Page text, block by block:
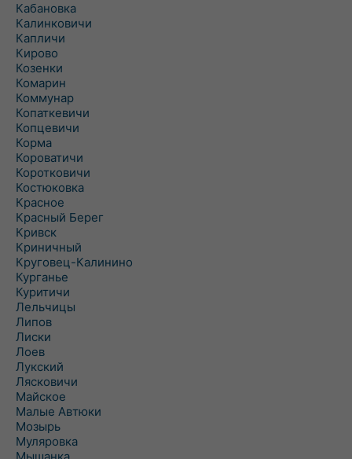
Кабановка
Калинковичи
Капличи
Кирово
Козенки
Комарин
Коммунар
Копаткевичи
Копцевичи
Корма
Короватичи
Коротковичи
Костюковка
Красное
Красный Берег
Кривск
Криничный
Круговец-Калинино
Курганье
Куритичи
Лельчицы
Липов
Лиски
Лоев
Лукский
Лясковичи
Майское
Малые Автюки
Мозырь
Муляровка